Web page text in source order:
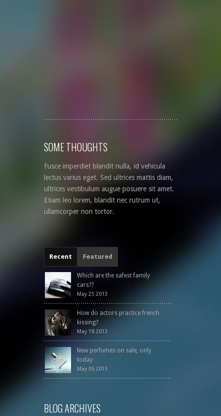
SOME THOUGHTS
Fusce imperdiet blandit nulla, id vehicula
lectus varius eget. Sed ultrices mattis diam,
ultrices vestibulum augue posuere sit amet.
Etiam leo lorem, blandit nec rutrum ut,
ullamcorper non tortor.
Recent Featured
Which are the safest family
cars??
May 25 2013
How do actors practice french
kissing?
May 18 2013
New perfumes on sale, only
today
May 05 2013
BLOG ARCHIVES